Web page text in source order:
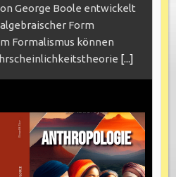
George Boole entwickelt
Form
Formalismus können
[...]